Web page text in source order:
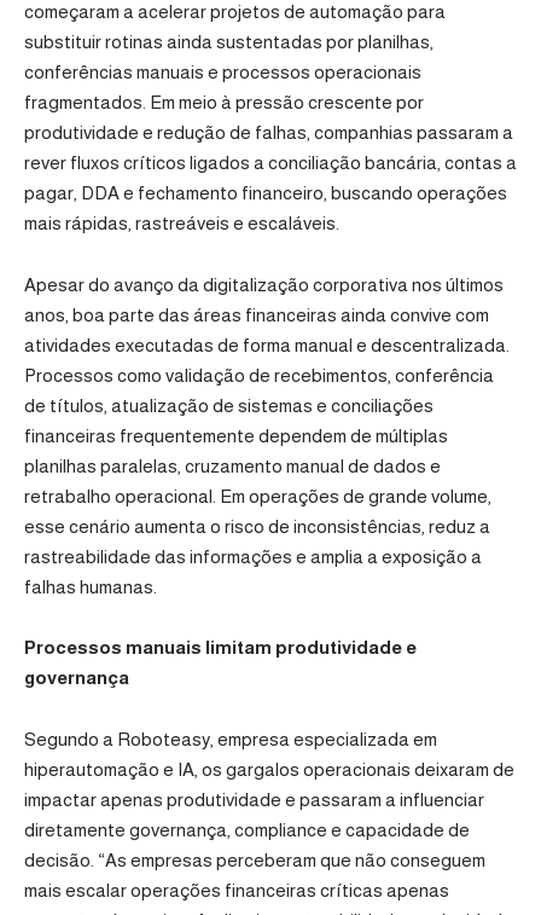
começaram a acelerar projetos de automação para
substituir rotinas ainda sustentadas por planilhas,
conferências manuais e processos operacionais
fragmentados. Em meio à pressão crescente por
produtividade e redução de falhas, companhias passaram a
rever fluxos críticos ligados a conciliação bancária, contas a
pagar, DDA e fechamento financeiro, buscando operações
mais rápidas, rastreáveis e escaláveis.
Apesar do avanço da digitalização corporativa nos últimos
anos, boa parte das áreas financeiras ainda convive com
atividades executadas de forma manual e descentralizada.
Processos como validação de recebimentos, conferência
de títulos, atualização de sistemas e conciliações
financeiras frequentemente dependem de múltiplas
planilhas paralelas, cruzamento manual de dados e
retrabalho operacional. Em operações de grande volume,
esse cenário aumenta o risco de inconsistências, reduz a
rastreabilidade das informações e amplia a exposição a
falhas humanas.
Processos manuais limitam produtividade e
governança
Segundo a Roboteasy, empresa especializada em
hiperautomação e IA, os gargalos operacionais deixaram de
impactar apenas produtividade e passaram a influenciar
diretamente governança, compliance e capacidade de
decisão. “As empresas perceberam que não conseguem
mais escalar operações financeiras críticas apenas